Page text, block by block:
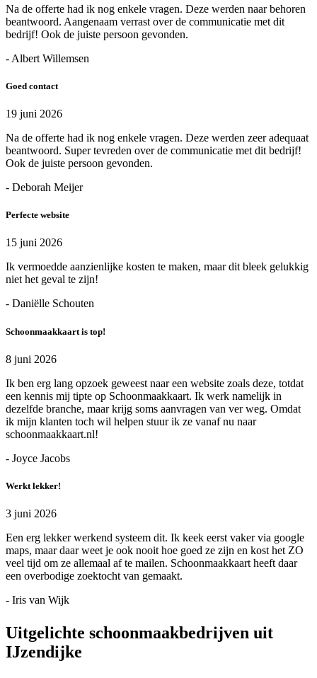
Na de offerte had ik nog enkele vragen. Deze werden naar behoren
beantwoord. Aangenaam verrast over de communicatie met dit
bedrijf! Ook de juiste persoon gevonden.
- Albert Willemsen
Goed contact
19 juni 2026
Na de offerte had ik nog enkele vragen. Deze werden zeer adequaat
beantwoord. Super tevreden over de communicatie met dit bedrijf!
Ook de juiste persoon gevonden.
- Deborah Meijer
Perfecte website
15 juni 2026
Ik vermoedde aanzienlijke kosten te maken, maar dit bleek gelukkig
niet het geval te zijn!
- Daniëlle Schouten
Schoonmaakkaart is top!
8 juni 2026
Ik ben erg lang opzoek geweest naar een website zoals deze, totdat
een kennis mij tipte op Schoonmaakkaart. Ik werk namelijk in
dezelfde branche, maar krijg soms aanvragen van ver weg. Omdat
ik mijn klanten toch wil helpen stuur ik ze vanaf nu naar
schoonmaakkaart.nl!
- Joyce Jacobs
Werkt lekker!
3 juni 2026
Een erg lekker werkend systeem dit. Ik keek eerst vaker via google
maps, maar daar weet je ook nooit hoe goed ze zijn en kost het ZO
veel tijd om ze allemaal af te mailen. Schoonmaakkaart heeft daar
een overbodige zoektocht van gemaakt.
- Iris van Wijk
Uitgelichte schoonmaakbedrijven uit
IJzendijke